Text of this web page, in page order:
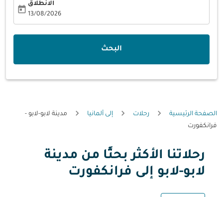
الانطلاق
13/08/2026
today
البحث
الصفحة الرئيسية رحلات إلى ألمانيا
مدينة لابو-لابو -
فرانكفورت
رحلاتنا الأكثر بحثًا من مدينة
لابو-لابو إلى فرانكفورت
حاول تحديث الرحلة (مغادرة و/أو وجهة) أو التفاعل مع